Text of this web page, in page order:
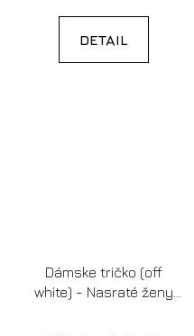
DETAIL
Dámske tričko (off
white) - Nasraté ženy